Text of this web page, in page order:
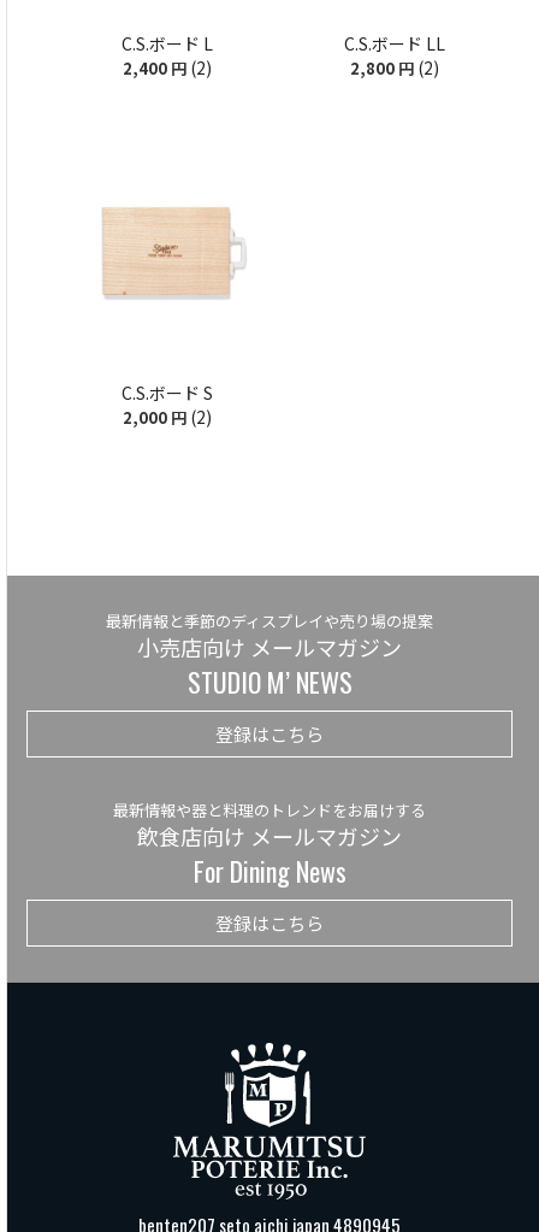
C.S.ボード L
2,400 円 (2)
C.S.ボード LL
2,800 円 (2)
C.S.ボード S
2,000 円 (2)
最新情報と季節のディスプレイや売り場の提案
小売店向け メールマガジン
STUDIO M’ NEWS
登録はこちら
最新情報や器と料理のトレンドをお届けする
飲食店向け メールマガジン
For Dining News
登録はこちら
benten207 seto aichi japan 4890945